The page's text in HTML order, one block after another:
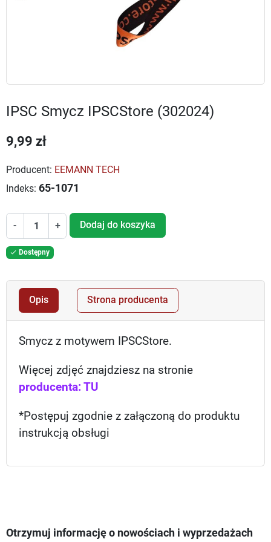
IPSC Smycz IPSCStore (302024)
9,99 zł
Producent: EEMANN TECH
Indeks: 65-1071
- + Dodaj do koszyka
 Dostępny
Opis Strona producenta
Smycz z motywem IPSCStore.
Więcej zdjęć znajdziesz na stronie
producenta: TU
*Postępuj zgodnie z załączoną do produktu
instrukcją obsługi
Otrzymuj informację o nowościach i wyprzedażach